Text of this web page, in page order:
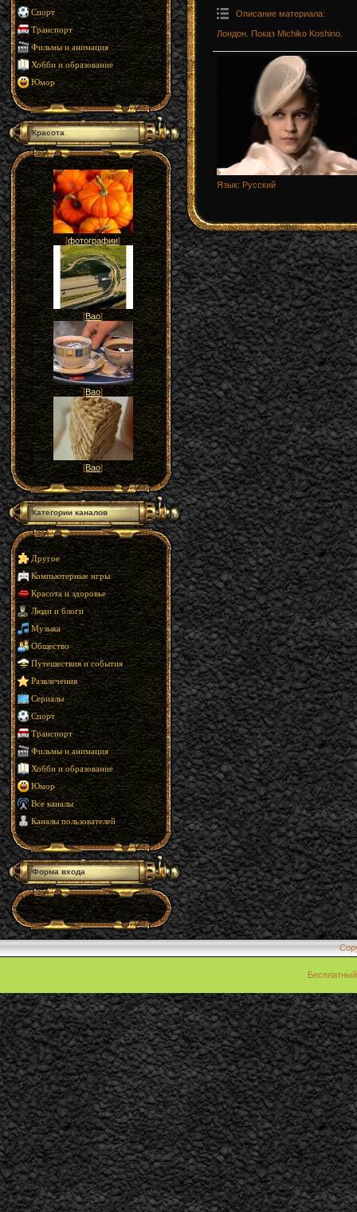
Спорт
Транспорт
Фильмы и анимация
Хобби и образование
Юмор
Красота
[фотографии]
[Вао]
[Вао]
[Вао]
Категории каналов
Другое
Компьютерные игры
Красота и здоровье
Люди и блоги
Музыка
Общество
Путешествия и события
Развлечения
Сериалы
Спорт
Транспорт
Фильмы и анимация
Хобби и образование
Юмор
Все каналы
Каналы пользователей
Форма входа
Описание материала:
Лондон. Показ Michiko Koshino.
Язык: Русский